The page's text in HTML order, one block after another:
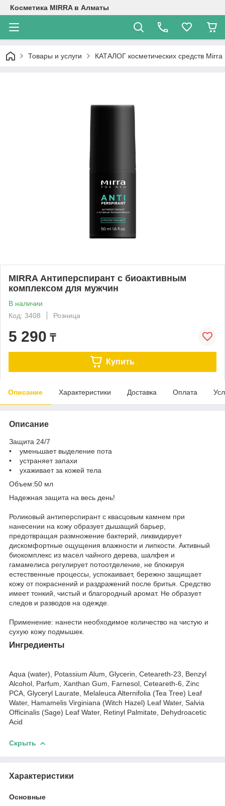
Косметика MIRRA в Алматы
Товары и услуги КАТАЛОГ косметических средств Mirra
MIRRA Антиперспирант с биоактивным
комплексом для мужчин
В наличии
Код: 3408
Розница
5 290 ₸
Купить
Описание Характеристики Доставка Оплата
Описание
Защита 24/7
• уменьшает выделение пота
• устраняет запахи
• ухаживает за кожей тела
Объем:50 мл
Надежная защита на весь день!
Роликовый антиперспирант с квасцовым камнем при
нанесении на кожу образует дышащий барьер,
предотвращая размножение бактерий, ликвидирует
дискомфортные ощущения влажности и липкости. Активный
биокомплекс из масел чайного дерева, шалфея и
гамамелиса регулирует потоотделение, не блокируя
естественные процессы, успокаивает, бережно защищает
кожу от покраснений и раздражений после бритья. Средство
имеет тонкий, чистый и благородный аромат. Не образует
следов и разводов на одежде.
Применение: нанести необходимое количество на чистую и
сухую кожу подмышек.
Ингредиенты
Aqua (water), Potassium Alum, Glycerin, Ceteareth-23, Benzyl
Alcohol, Parfum, Xanthan Gum, Farnesol, Ceteareth-6, Zinc
PCA, Glyceryl Laurate, Melaleuca Alternifolia (Tea Tree) Leaf
Water, Hamamelis Virginiana (Witch Hazel) Leaf Water, Salvia
Officinalis (Sage) Leaf Water, Retinyl Palmitate, Dehydroacetic
Acid
Скрыть
Характеристики
Основные